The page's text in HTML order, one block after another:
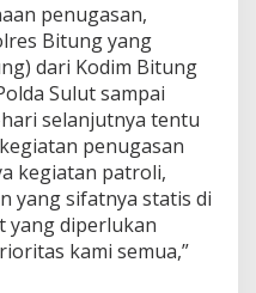
penugasan,
Bitung yang
dari Kodim Bitung
Sulut sampai
selanjutnya tentu
penugasan
kegiatan patroli,
yang sifatnya statis di
yang diperlukan
kami semua,”